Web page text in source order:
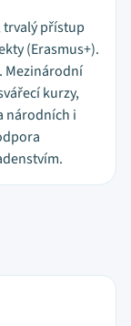
trvalý přístup
(Erasmus+).
Mezinárodní
kurzy,
národních i